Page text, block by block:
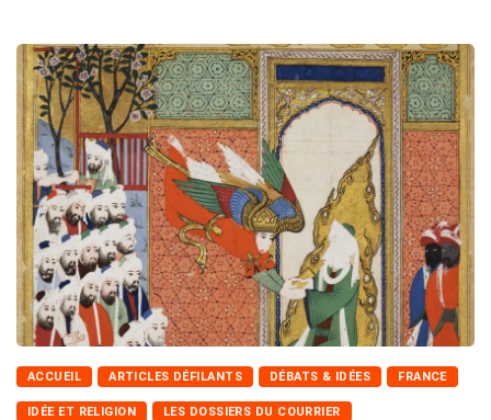
ACCUEIL ARTICLES DÉFILANTS DÉBATS & IDÉES FRANCE
IDÉE ET RELIGION LES DOSSIERS DU COURRIER